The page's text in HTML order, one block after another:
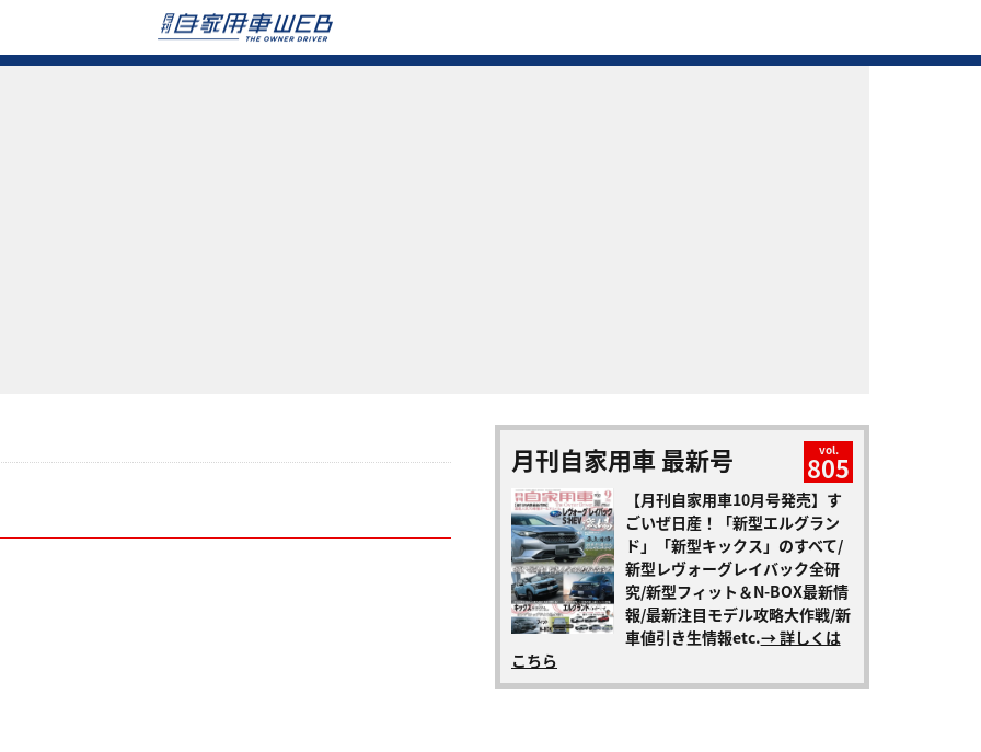
月刊自家用車 最新号 vol.
805
【月刊自家用車10月号発売】す
ごいぜ日産！「新型エルグラン
ド」「新型キックス」のすべて/
新型レヴォーグレイバック全研
究/新型フィット＆N-BOX最新情
報/最新注目モデル攻略大作戦/新
車値引き生情報etc.→ 詳しくは
こちら